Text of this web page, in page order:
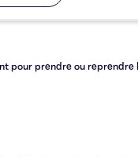
pour prendre ou reprendre